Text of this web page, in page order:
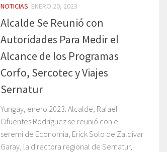
NOTICIAS ENERO 20, 2023
Alcalde Se Reunió con
Autoridades Para Medir el
Alcance de los Programas
Corfo, Sercotec y Viajes
Sernatur
Yungay, enero 2023: Alcalde, Rafael
Cifuentes Rodríguez se reunió con el
seremi de Economía, Erick Solo de Zaldívar
Garay, la directora regional de Sernatur,